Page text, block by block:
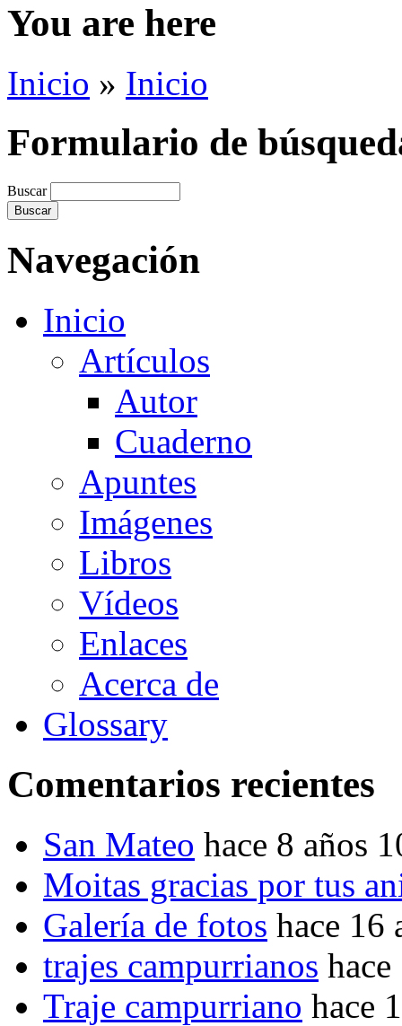
You are here
Inicio » Inicio
Formulario de
Buscar
Navegación
Inicio
Artículos
Autor
Cuaderno
Apuntes
Imágenes
Libros
Vídeos
Enlaces
Acerca de
Glossary
Comentarios recientes
San Mateo hace 8 años
Moitas gracias por tus
Galería de fotos hace 16
trajes campurrianos
Traje campurriano hace